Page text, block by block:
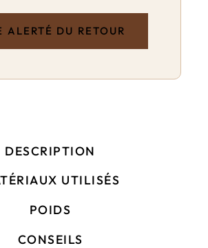
DESCRIPTION
UTILISÉS
POIDS
CONSEILS